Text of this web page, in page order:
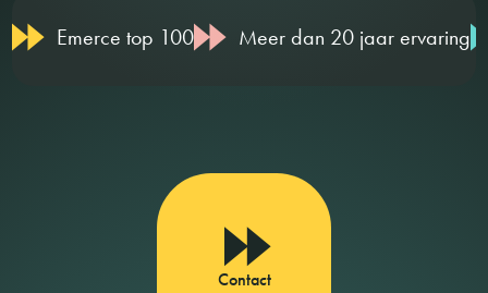
Emerce top 100 Meer dan 20 jaar ervaring
Contact